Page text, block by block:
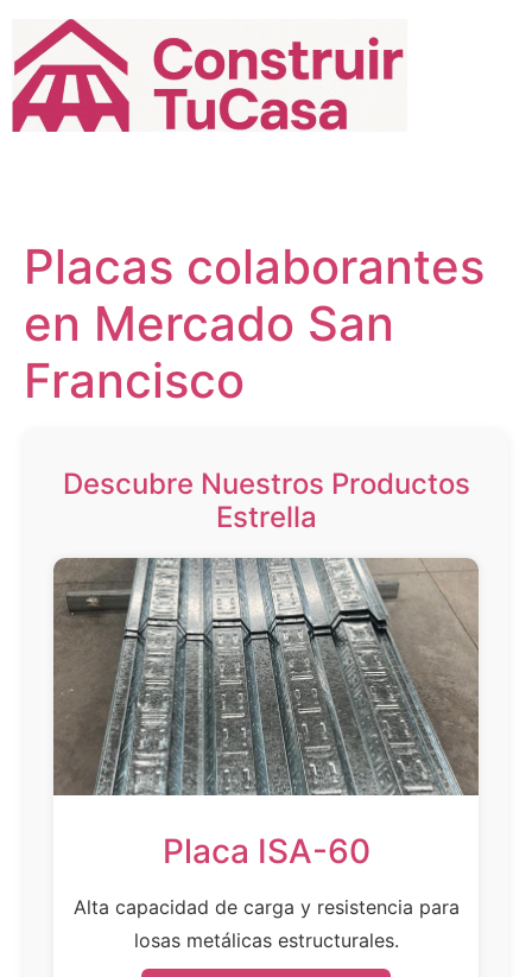
contenido
Placas colaborantes
en Mercado San
Francisco
Descubre Nuestros Productos
Estrella
Placa ISA-60
Alta capacidad de carga y resistencia para
losas metálicas estructurales.